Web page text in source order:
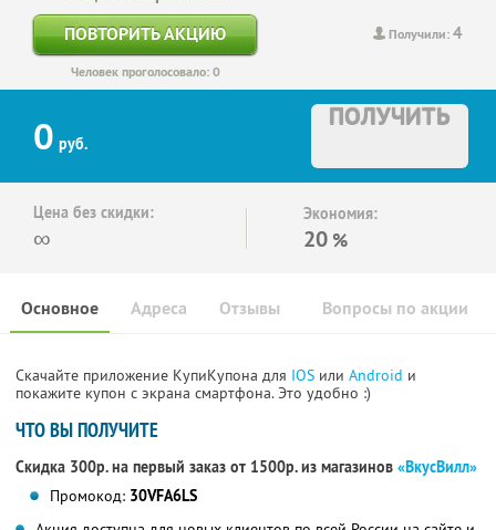
Получили:4
ПОВТОРИТЬ АКЦИЮ
Человек проголосовало: 0
0 руб.
ПОЛУЧИТЬ
Цена без скидки:
∞
Экономия:
20 %
Основное Отзывы Вопросы по акции
Адреса
Скачайте приложение КупиКупона для IOS или Android и
покажите купон с экрана смартфона. Это удобно :)
ЧТО ВЫ ПОЛУЧИТЕ
Скидка 300р. на первый заказ от 1500р. из магазинов «ВкусВилл»
Промокод: 30VFA6LS